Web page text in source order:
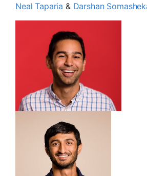
Neal Taparia & Darshan